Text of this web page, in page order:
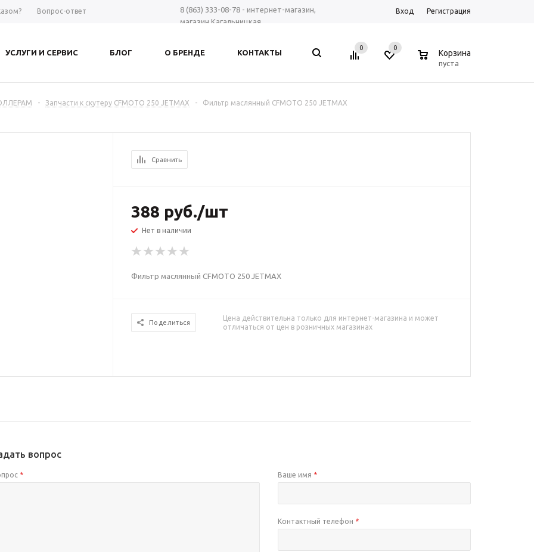
Вопрос-ответ
8 (863) 333-08-78 - интернет-магазин,
магазин Кагальницкая
+7 961 423-66-00 - MAX, Telegram, WhatsApp
Вход Регистрация
УСЛУГИ И СЕРВИС БЛОГ О БРЕНДЕ КОНТАКТЫ
0 0
Корзина
пуста
- Запчасти к скутеру CFMOTO 250 JETMAX - Фильтр маслянный CFMOTO 250 JETMAX
Сравнить
388 руб./шт
Нет в наличии
Фильтр маслянный CFMOTO 250 JETMAX
Поделиться
Цена действительна только для интернет-магазина и может
отличаться от цен в розничных магазинах
вопрос
* Ваше имя *
Контактный телефон *